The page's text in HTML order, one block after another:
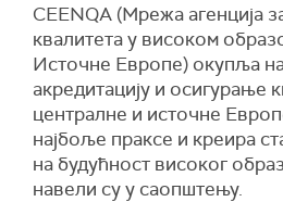
CEENQA (Мрежа агенција
квалитета у високом
Источне Европе) окупља
акредитацију и осигурање
централне и источне
најбоље праксе и креира
на будућност високог
навели су у саопштењу.